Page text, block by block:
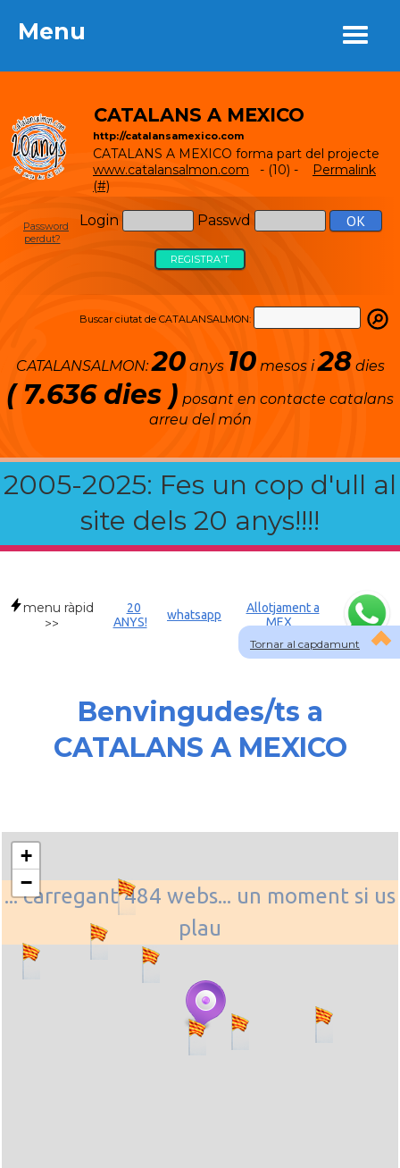
Menu
CATALANS A MEXICO
http://catalansamexico.com
CATALANS A MEXICO forma part del projecte
www.catalansalmon.com - (10) - Permalink
(#)
Login Passwd
Password
perdut?
REGISTRA'T
Buscar ciutat de CATALANSALMON:
CATALANSALMON:20anys 10mesos i28 dies
( 7.636 dies ) posant en contacte catalans
arreu del món
2005-2025: Fes un cop d'ull al
site dels 20 anys!!!!
Menu
Tornar al capdamunt
menu ràpid
>>
20
ANYS!
whatsapp
Allotjament a
MEX
Benvingudes/ts a
CATALANS A MEXICO
... carregant 484 webs... un moment si us
plau
+
−